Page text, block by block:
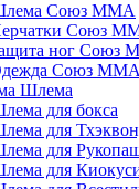
Союз ММА
Союз
ног Союз
Союз ММА
Шлема
для бокса
для
для
для